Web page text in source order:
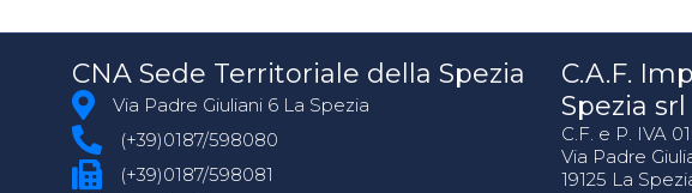
CNA Sede Territoriale della Spezia
Via Padre Giuliani 6 La Spezia
(+39)0187/598080
(+39)0187/598081
C.A.F.
Spezia srl
C.F. e P. IVA
Via Padre
19125 La